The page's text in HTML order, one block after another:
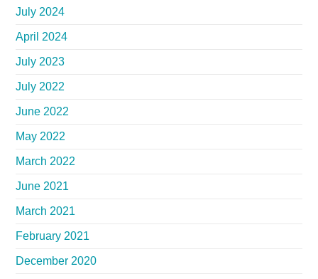
July 2024
April 2024
July 2023
July 2022
June 2022
May 2022
March 2022
June 2021
March 2021
February 2021
December 2020